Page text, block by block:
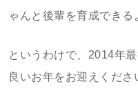
ゃんと後輩を育成できる
というわけで、2014年
良いお年をお迎えくださ